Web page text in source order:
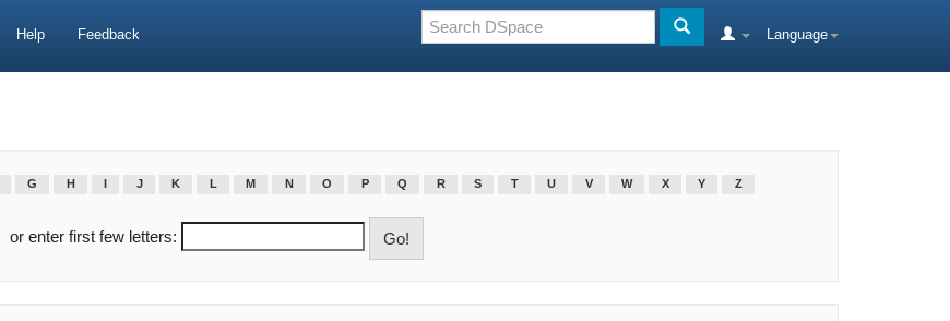
Help Feedback Language
G H J K L M N O P Q R S T U V W X Y Z
or enter first few letters: